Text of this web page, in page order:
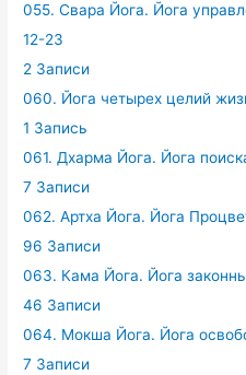
055. Свара Йога. Йога
12-23
2 Записи
060. Йога четырех целий
1 Запись
061. Дхарма Йога. Йога
7 Записи
062. Артха Йога. Йога
96 Записи
063. Кама Йога. Йога
46 Записи
064. Мокша Йога. Йога
7 Записи